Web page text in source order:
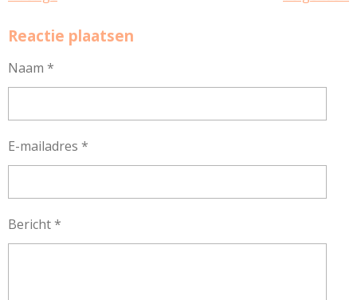
Reactie plaatsen
Naam *
E-mailadres *
Bericht *